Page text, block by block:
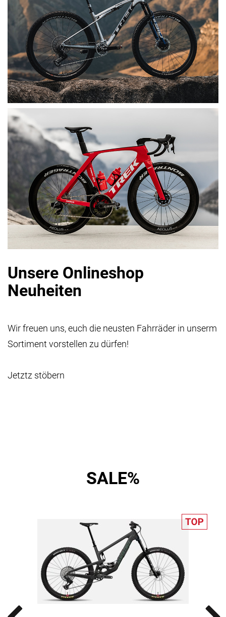
Unsere Onlineshop
Neuheiten
Wir freuen uns, euch die neusten Fahrräder in unserm
Sortiment vorstellen zu dürfen!
Jetztz stöbern
SALE%